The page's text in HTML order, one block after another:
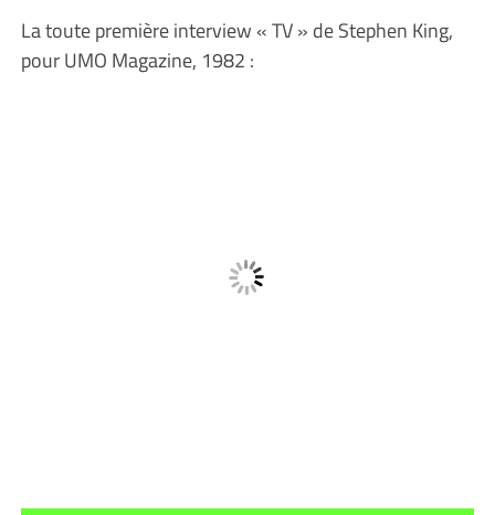
La toute première interview « TV » de Stephen King,
pour UMO Magazine, 1982 :